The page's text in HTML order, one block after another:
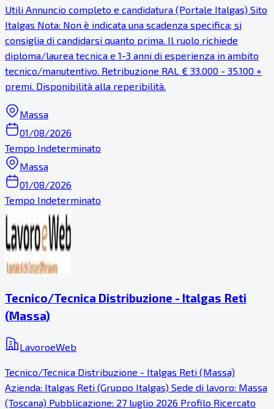
Utili Annuncio completo e candidatura (Portale Italgas) Sito
Italgas Nota: Non è indicata una scadenza specifica; si
consiglia di candidarsi quanto prima. Il ruolo richiede
diploma/laurea tecnica e 1-3 anni di esperienza in ambito
tecnico/manutentivo. Retribuzione RAL € 33.000 - 35.100 +
premi. Disponibilità alla reperibilità.
Massa
01/08/2026
Tempo Indeterminato
Massa
01/08/2026
Tempo Indeterminato
Tecnico/Tecnica Distribuzione - Italgas Reti
(Massa)
LavoroeWeb
Tecnico/Tecnica Distribuzione - Italgas Reti (Massa)
Azienda: Italgas Reti (Gruppo Italgas) Sede di lavoro: Massa
(Toscana) Pubblicazione: 27 luglio 2026 Profilo Ricercato